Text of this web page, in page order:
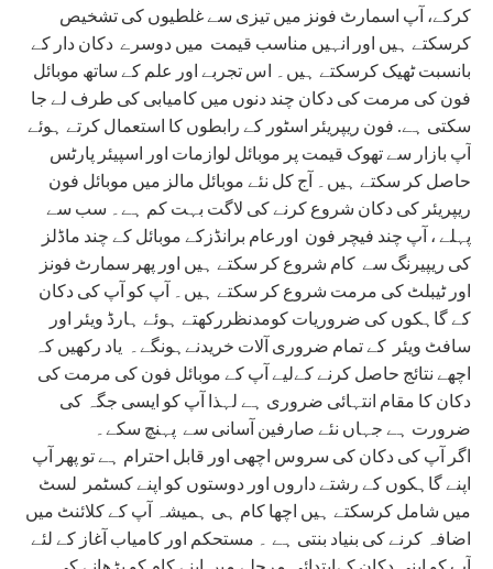
کرکے، آپ اسمارٹ فونز میں تیزی سے غلطیوں کی تشخیص
کرسکتے ہیں اور انہیں مناسب قیمت میں دوسرے دکان دار کے
بانسبت ٹھیک کرسکتے ہیں۔ اس تجربے اور علم کے ساتھ موبائل
فون کی مرمت کی دکان چند دنوں میں کامیابی کی طرف لے جا
سکتی ہے. فون ریپریئر اسٹور کے رابطوں کا استعمال کرتے ہوئے
آپ بازار سے تھوک قیمت پر موبائل لوازمات اور اسپیئر پارٹس
حاصل کر سکتے ہیں۔ آج کل نئے موبائل مالز میں موبائل فون
ریپریئر کی دکان شروع کرنے کی لاگت بہت کم ہے۔ سب سے
پہلے ، آپ چند فیچر فون اورعام برانڈزکے موبائل کے چند ماڈلز
کی ریپیرنگ سے کام شروع کر سکتے ہیں اور پھر سمارٹ فونز
اور ٹیبلٹ کی مرمت شروع کر سکتے ہیں۔ آپ کو آپ کی دکان
کے گاہکوں کی ضروریات کومدنظررکھتے ہوئے ہارڈ ویئر اور
سافٹ ویئر کے تمام ضروری آلات خریدنےہونگے۔ یاد رکھیں کہ
اچھے نتائج حاصل کرنے کےلیے آپ کے موبائل فون کی مرمت کی
دکان کا مقام انتہائی ضروری ہے لہذا آپ کو ایسی جگہ کی
ضرورت ہے جہاں نئے صارفین آسانی سے پہنچ سکے۔
اگر آپ کی دکان کی سروس اچھی اور قابل احترام ہے تو پھر آپ
اپنے گاہکوں کے رشتے داروں اور دوستوں کو اپنے کسٹمر لسٹ
میں شامل کرسکتے ہیں اچھا کام ہی ہمیشہ آپ کے کلائنٹ میں
اضافہ کرنے کی بنیاد بنتی ہے ۔ مستحکم اور کامیاب آغاز کے لئے